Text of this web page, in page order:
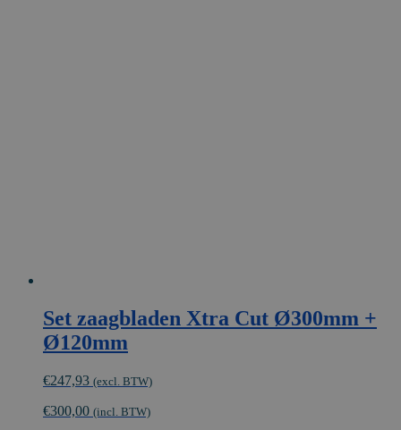
Set zaagbladen Xtra Cut Ø300mm +
Ø120mm
€247,93 (excl. BTW)
€300,00 (incl. BTW)